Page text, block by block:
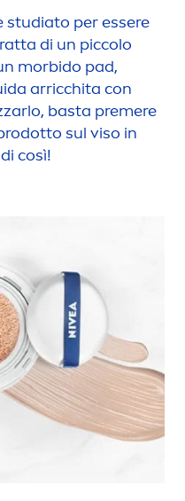
studiato per essere
di un piccolo
morbido pad,
arricchita con
basta premere
sul viso in
così!